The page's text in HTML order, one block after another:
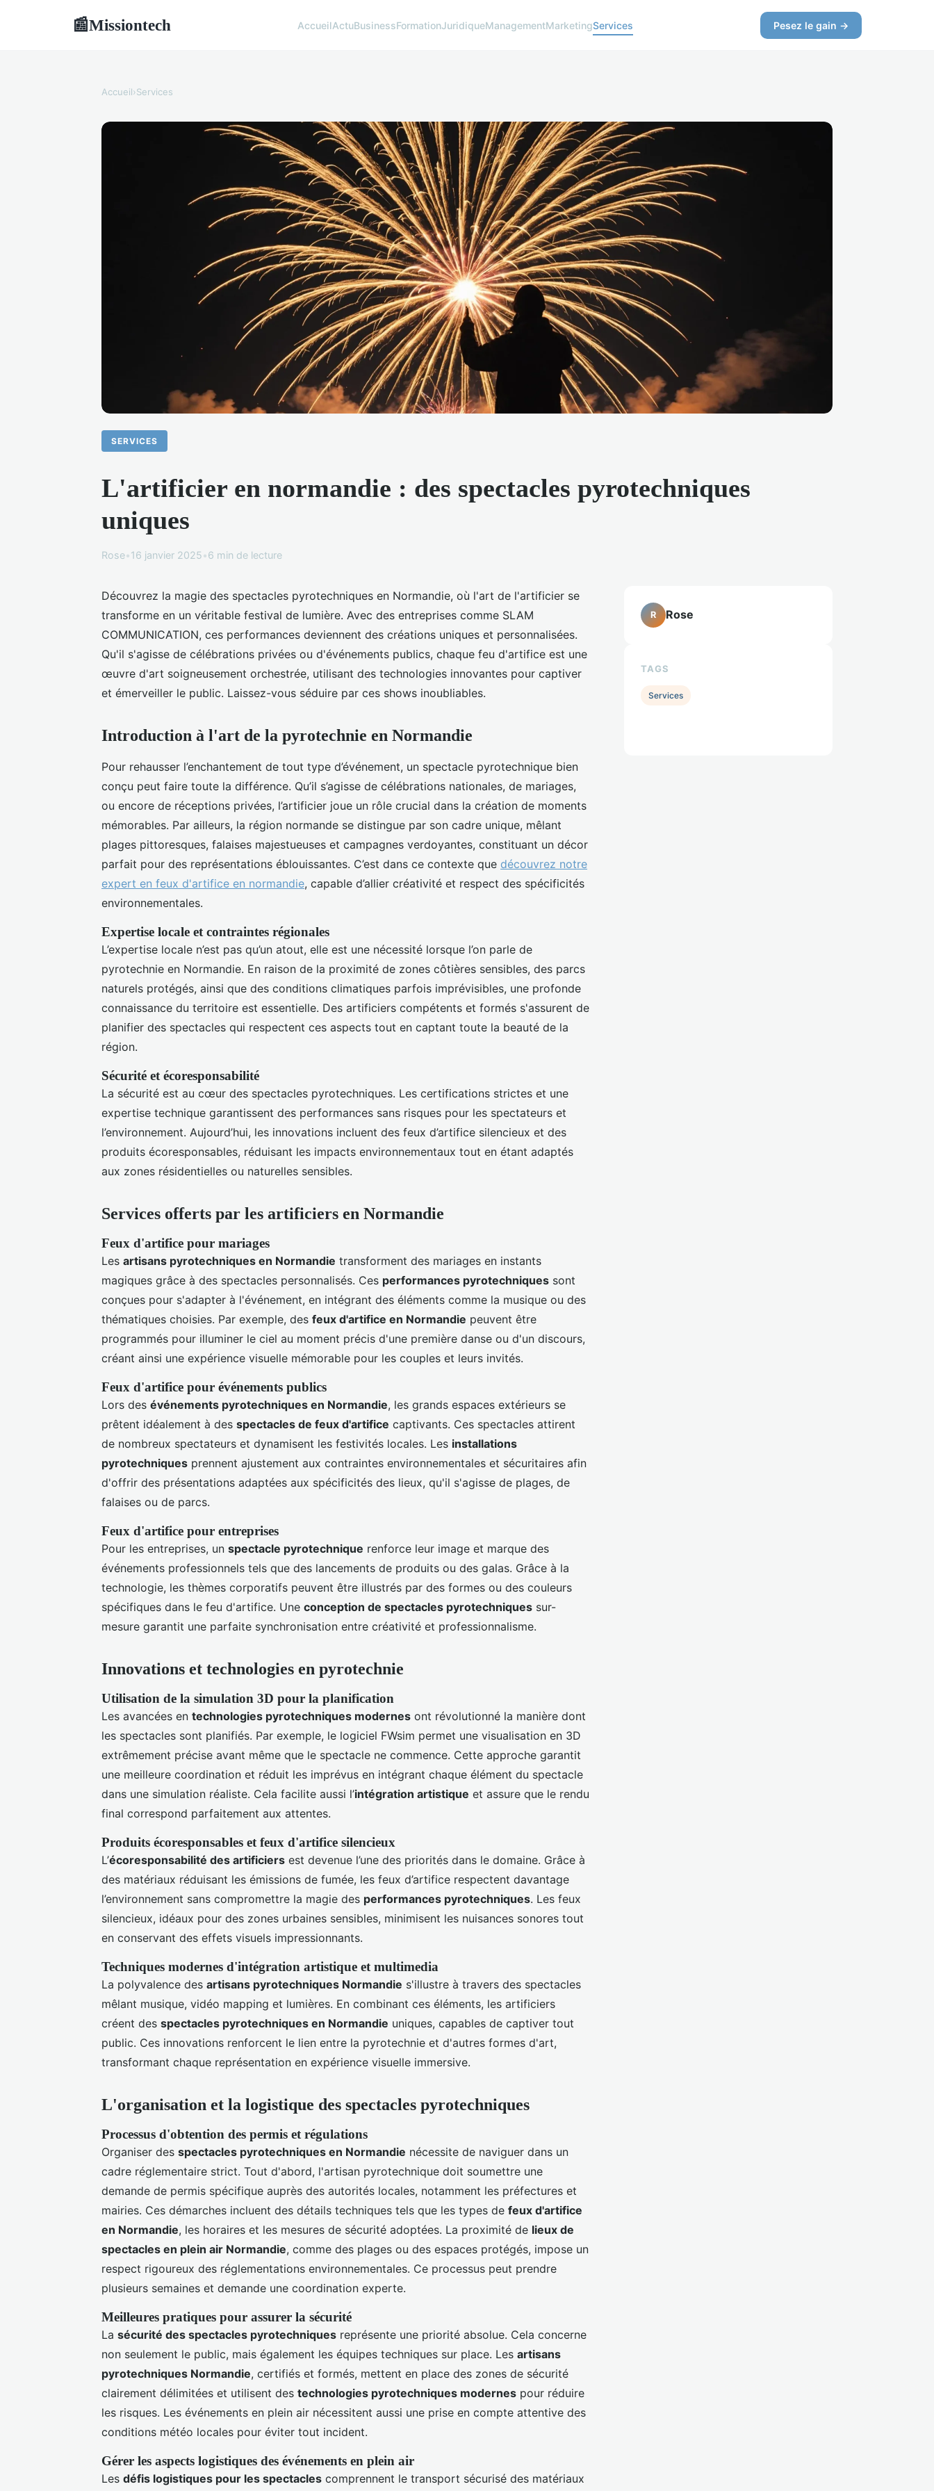
📰Missiontech AccueilActuBusinessFormationJuridiqueManagementMarketingServices Pesez le gain →
Accueil›Services
SERVICES
L'artificier en normandie : des spectacles pyrotechniques
uniques
Rose•16 janvier 2025•6 min de lecture
Découvrez la magie des spectacles pyrotechniques en Normandie, où l'art de l'artificier se
transforme en un véritable festival de lumière. Avec des entreprises comme SLAM
COMMUNICATION, ces performances deviennent des créations uniques et personnalisées.
Qu'il s'agisse de célébrations privées ou d'événements publics, chaque feu d'artifice est une
œuvre d'art soigneusement orchestrée, utilisant des technologies innovantes pour captiver
et émerveiller le public. Laissez-vous séduire par ces shows inoubliables.
Introduction à l'art de la pyrotechnie en Normandie
Pour rehausser l’enchantement de tout type d’événement, un spectacle pyrotechnique bien
conçu peut faire toute la différence. Qu’il s’agisse de célébrations nationales, de mariages,
ou encore de réceptions privées, l’artificier joue un rôle crucial dans la création de moments
mémorables. Par ailleurs, la région normande se distingue par son cadre unique, mêlant
plages pittoresques, falaises majestueuses et campagnes verdoyantes, constituant un décor
parfait pour des représentations éblouissantes. C’est dans ce contexte que découvrez notre
expert en feux d'artifice en normandie, capable d’allier créativité et respect des spécificités
environnementales.
Expertise locale et contraintes régionales
L’expertise locale n’est pas qu’un atout, elle est une nécessité lorsque l’on parle de
pyrotechnie en Normandie. En raison de la proximité de zones côtières sensibles, des parcs
naturels protégés, ainsi que des conditions climatiques parfois imprévisibles, une profonde
connaissance du territoire est essentielle. Des artificiers compétents et formés s'assurent de
planifier des spectacles qui respectent ces aspects tout en captant toute la beauté de la
région.
Sécurité et écoresponsabilité
La sécurité est au cœur des spectacles pyrotechniques. Les certifications strictes et une
expertise technique garantissent des performances sans risques pour les spectateurs et
l’environnement. Aujourd’hui, les innovations incluent des feux d’artifice silencieux et des
produits écoresponsables, réduisant les impacts environnementaux tout en étant adaptés
aux zones résidentielles ou naturelles sensibles.
Services offerts par les artificiers en Normandie
Feux d'artifice pour mariages
Les artisans pyrotechniques en Normandie transforment des mariages en instants
magiques grâce à des spectacles personnalisés. Ces performances pyrotechniques sont
conçues pour s'adapter à l'événement, en intégrant des éléments comme la musique ou des
thématiques choisies. Par exemple, des feux d'artifice en Normandie peuvent être
programmés pour illuminer le ciel au moment précis d'une première danse ou d'un discours,
créant ainsi une expérience visuelle mémorable pour les couples et leurs invités.
Feux d'artifice pour événements publics
Lors des événements pyrotechniques en Normandie, les grands espaces extérieurs se
prêtent idéalement à des spectacles de feux d'artifice captivants. Ces spectacles attirent
de nombreux spectateurs et dynamisent les festivités locales. Les installations
pyrotechniques prennent ajustement aux contraintes environnementales et sécuritaires afin
d'offrir des présentations adaptées aux spécificités des lieux, qu'il s'agisse de plages, de
falaises ou de parcs.
Feux d'artifice pour entreprises
Pour les entreprises, un spectacle pyrotechnique renforce leur image et marque des
événements professionnels tels que des lancements de produits ou des galas. Grâce à la
technologie, les thèmes corporatifs peuvent être illustrés par des formes ou des couleurs
spécifiques dans le feu d'artifice. Une conception de spectacles pyrotechniques sur-
mesure garantit une parfaite synchronisation entre créativité et professionnalisme.
Innovations et technologies en pyrotechnie
Utilisation de la simulation 3D pour la planification
Les avancées en technologies pyrotechniques modernes ont révolutionné la manière dont
les spectacles sont planifiés. Par exemple, le logiciel FWsim permet une visualisation en 3D
extrêmement précise avant même que le spectacle ne commence. Cette approche garantit
une meilleure coordination et réduit les imprévus en intégrant chaque élément du spectacle
dans une simulation réaliste. Cela facilite aussi l’intégration artistique et assure que le rendu
final correspond parfaitement aux attentes.
Produits écoresponsables et feux d'artifice silencieux
L’écoresponsabilité des artificiers est devenue l’une des priorités dans le domaine. Grâce à
des matériaux réduisant les émissions de fumée, les feux d’artifice respectent davantage
l’environnement sans compromettre la magie des performances pyrotechniques. Les feux
silencieux, idéaux pour des zones urbaines sensibles, minimisent les nuisances sonores tout
en conservant des effets visuels impressionnants.
Techniques modernes d'intégration artistique et multimedia
La polyvalence des artisans pyrotechniques Normandie s'illustre à travers des spectacles
mêlant musique, vidéo mapping et lumières. En combinant ces éléments, les artificiers
créent des spectacles pyrotechniques en Normandie uniques, capables de captiver tout
public. Ces innovations renforcent le lien entre la pyrotechnie et d'autres formes d'art,
transformant chaque représentation en expérience visuelle immersive.
L'organisation et la logistique des spectacles pyrotechniques
Processus d'obtention des permis et régulations
Organiser des spectacles pyrotechniques en Normandie nécessite de naviguer dans un
cadre réglementaire strict. Tout d'abord, l'artisan pyrotechnique doit soumettre une
demande de permis spécifique auprès des autorités locales, notamment les préfectures et
mairies. Ces démarches incluent des détails techniques tels que les types de feux d'artifice
en Normandie, les horaires et les mesures de sécurité adoptées. La proximité de lieux de
spectacles en plein air Normandie, comme des plages ou des espaces protégés, impose un
respect rigoureux des réglementations environnementales. Ce processus peut prendre
plusieurs semaines et demande une coordination experte.
Meilleures pratiques pour assurer la sécurité
La sécurité des spectacles pyrotechniques représente une priorité absolue. Cela concerne
non seulement le public, mais également les équipes techniques sur place. Les artisans
pyrotechniques Normandie, certifiés et formés, mettent en place des zones de sécurité
clairement délimitées et utilisent des technologies pyrotechniques modernes pour réduire
les risques. Les événements en plein air nécessitent aussi une prise en compte attentive des
conditions météo locales pour éviter tout incident.
Gérer les aspects logistiques des événements en plein air
Les défis logistiques pour les spectacles comprennent le transport sécurisé des matériaux
R Rose
TAGS
Services